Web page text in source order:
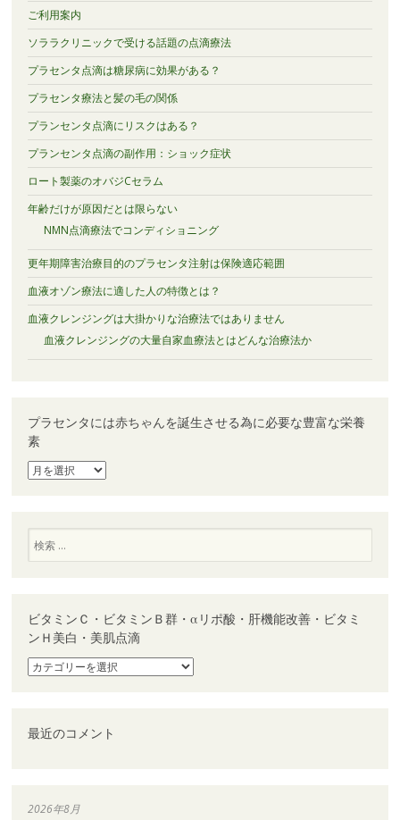
ご利用案内
ソララクリニックで受ける話題の点滴療法
プラセンタ点滴は糖尿病に効果がある？
プラセンタ療法と髪の毛の関係
プランセンタ点滴にリスクはある？
プランセンタ点滴の副作用：ショック症状
ロート製薬のオバジCセラム
年齢だけが原因だとは限らない
NMN点滴療法でコンディショニング
更年期障害治療目的のプラセンタ注射は保険適応範囲
血液オゾン療法に適した人の特徴とは？
血液クレンジングは大掛かりな治療法ではありません
血液クレンジングの大量自家血療法とはどんな治療法か
プラセンタには赤ちゃんを誕生させる為に必要な豊富な栄養
素
プ
ラ
タ
に
は
ゃ
ん
を
誕
生
る
為
な
索
ビタミンＣ・ビタミンＢ群・αリポ酸・肝機能改善・ビタミ
ンＨ美白・美肌点滴
ビ
タ
Ｃ・
ビ
Ｂ
最近のコメント
2026年8月